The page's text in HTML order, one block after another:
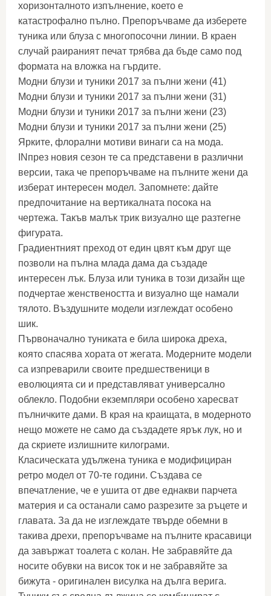
хоризонталното изпълнение, което е
катастрофално пълно. Препоръчваме да изберете
туника или блуза с многопосочни линии. В краен
случай раираният печат трябва да бъде само под
формата на вложка на гърдите.
Модни блузи и туники 2017 за пълни жени (41)
Модни блузи и туники 2017 за пълни жени (31)
Модни блузи и туники 2017 за пълни жени (23)
Модни блузи и туники 2017 за пълни жени (25)
Ярките, флорални мотиви винаги са на мода.
INпрез новия сезон те са представени в различни
версии, така че препоръчваме на пълните жени да
изберат интересен модел. Запомнете: дайте
предпочитание на вертикалната посока на
чертежа. Такъв малък трик визуално ще разтегне
фигурата.
Градиентният преход от един цвят към друг ще
позволи на пълна млада дама да създаде
интересен лък. Блуза или туника в този дизайн ще
подчертае женствеността и визуално ще намали
тялото. Въздушните модели изглеждат особено
шик.
Първоначално туниката е била широка дреха,
която спасява хората от жегата. Модерните модели
са изпреварили своите предшественици в
еволюцията си и представляват универсално
облекло. Подобни екземпляри особено харесват
пълничките дами. В края на краищата, в модерното
нещо можете не само да създадете ярък лук, но и
да скриете излишните килограми.
Класическата удължена туника е модифициран
ретро модел от 70-те години. Създава се
впечатление, че е ушита от две еднакви парчета
материя и са останали само разрезите за ръцете и
главата. За да не изглеждате твърде обемни в
такива дрехи, препоръчваме на пълните красавици
да завържат тоалета с колан. Не забравяйте да
носите обувки на висок ток и не забравяйте за
бижута - оригинален висулка на дълга верига.